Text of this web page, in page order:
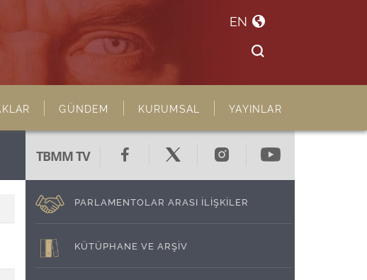
EN
GÜNDEM KURUMSAL YAYINLAR
TBMM TV
PARLAMENTOLAR ARASI İLİŞKİLER
KÜTÜPHANE VE ARŞİV